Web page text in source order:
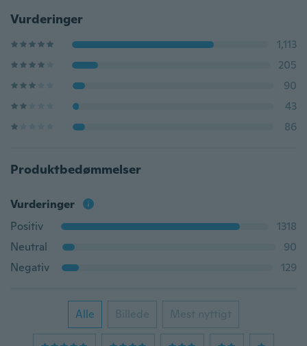
Vurderinger
1,113
205
90
43
86
Produktbedømmelser
Vurderinger
Positiv
1318
Neutral
90
Negativ
129
Alle Billede Mest nyttigt